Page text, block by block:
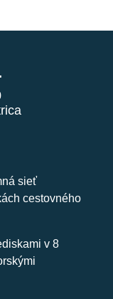
sieť
cestovného
v 8